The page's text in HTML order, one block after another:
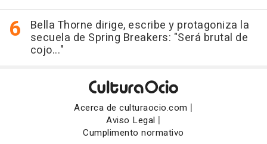
Bella Thorne dirige, escribe y protagoniza la
secuela de Spring Breakers: "Será brutal de
cojo..."
Acerca de culturaocio.com |
Aviso Legal |
Cumplimento normativo